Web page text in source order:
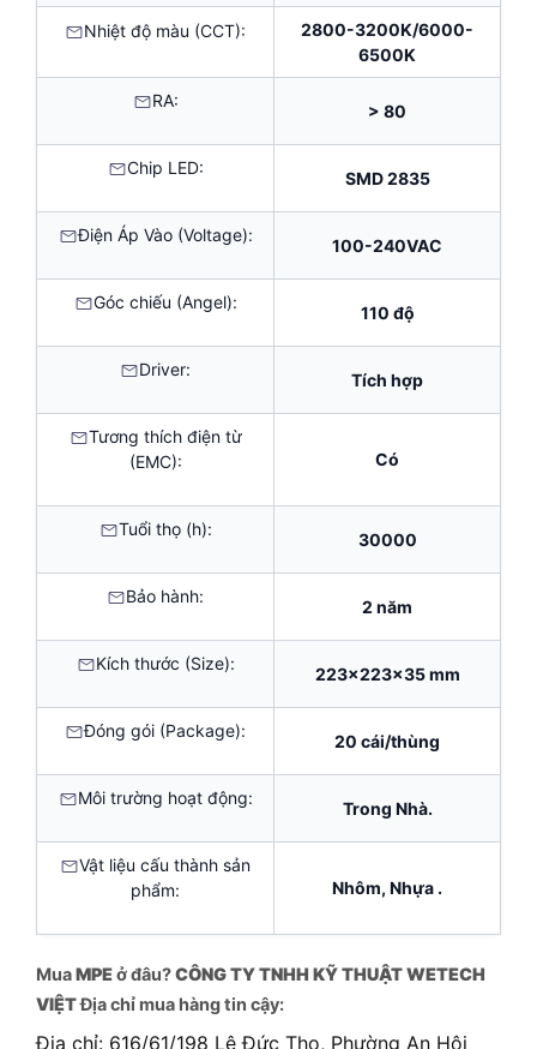
Nhiệt độ màu (CCT):
2800-3200K/6000-
6500K
RA:
> 80
Chip LED:
SMD 2835
Điện Áp Vào (Voltage):
100-240VAC
Góc chiếu (Angel):
110 độ
Driver:
Tích hợp
Tương thích điện từ
(EMC):
Có
Tuổi thọ (h):
30000
Bảo hành:
2 năm
Kích thước (Size):
223x223x35 mm
Đóng gói (Package):
20 cái/thùng
Môi trường hoạt động:
Trong Nhà.
Vật liệu cấu thành sản
phẩm:
Nhôm, Nhựa .
MuaMPEở đâu?CÔNG TY TNHH KỸ THUẬT WETECH
VIỆTĐịa chỉ mua hàng tin cậy:
Địa chỉ: 616/61/198 Lê Đức Thọ, Phường An Hội